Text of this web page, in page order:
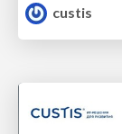
custis